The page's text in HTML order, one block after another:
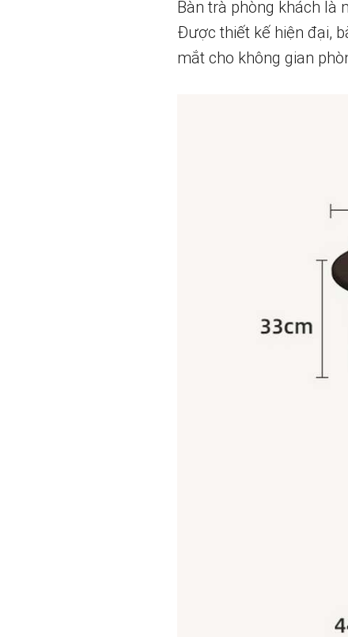
Bàn trà phòng khách là
Được thiết kế hiện đại,
mắt cho không gian